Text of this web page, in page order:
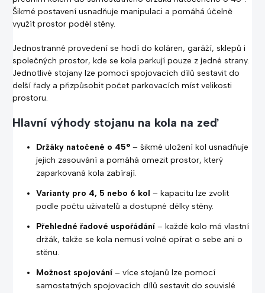
Šikmé postavení usnadňuje manipulaci a pomáhá účelně
využít prostor podél stěny.
Jednostranné provedení se hodí do koláren, garáží, sklepů i
společných prostor, kde se kola parkují pouze z jedné strany.
Jednotlivé stojany lze pomocí spojovacích dílů sestavit do
delší řady a přizpůsobit počet parkovacích míst velikosti
prostoru.
Hlavní výhody stojanu na kola na zeď
Držáky natočené o 45° – šikmé uložení kol usnadňuje
jejich zasouvání a pomáhá omezit prostor, který
zaparkovaná kola zabírají.
Varianty pro 4, 5 nebo 6 kol – kapacitu lze zvolit
podle počtu uživatelů a dostupné délky stěny.
Přehledné řadové uspořádání – každé kolo má vlastní
držák, takže se kola nemusí volně opírat o sebe ani o
stěnu.
Možnost spojování – více stojanů lze pomocí
samostatných spojovacích dílů sestavit do souvislé